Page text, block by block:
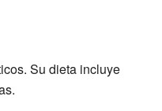
Su dieta incluye